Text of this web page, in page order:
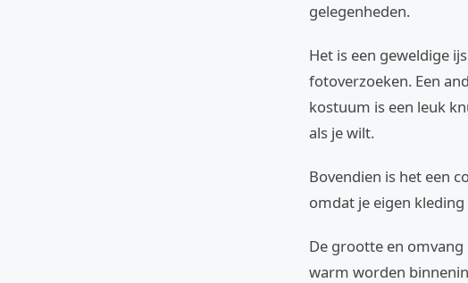
gelegenheden.
Het is een geweldige
fotoverzoeken. Een
kostuum is een leuk
als je wilt.
Bovendien is het een
omdat je eigen
De grootte en
warm worden